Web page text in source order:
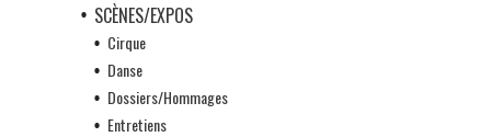
SCÈNES/EXPOS
Cirque
Danse
Dossiers/Hommages
Entretiens